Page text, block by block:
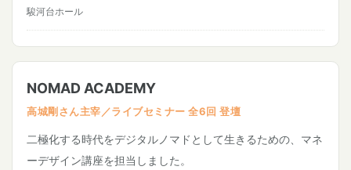
駿河台ホール
NOMAD ACADEMY
高城剛さん主宰／ライブセミナー 全6回 登壇
二極化する時代をデジタルノマドとして生きるための、マネ
ーデザイン講座を担当しました。